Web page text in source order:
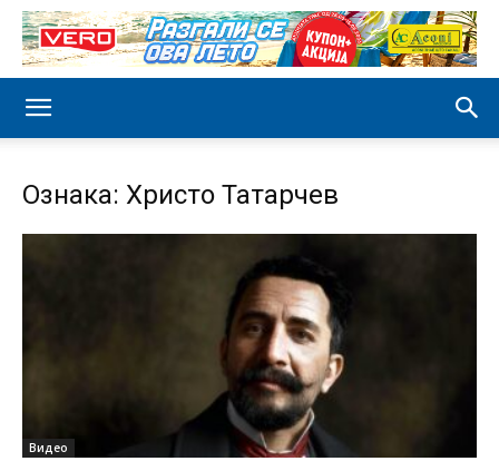
Ознака: Христо Татарчев
Видео